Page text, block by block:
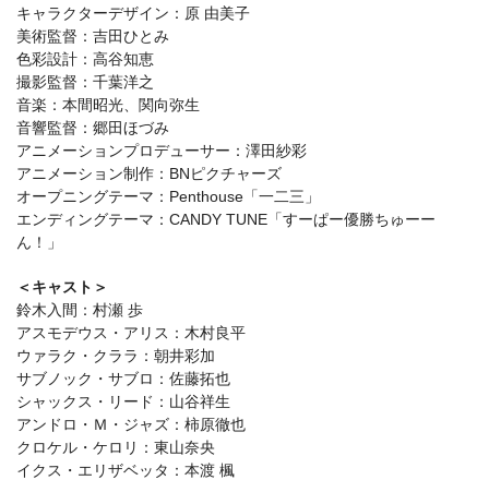
キャラクターデザイン：原 由美子
美術監督：吉田ひとみ
色彩設計：高谷知恵
撮影監督：千葉洋之
音楽：本間昭光、関向弥生
音響監督：郷田ほづみ
アニメーションプロデューサー：澤田紗彩
アニメーション制作：BNピクチャーズ
オープニングテーマ：Penthouse「一二三」
エンディングテーマ：CANDY TUNE「すーぱー優勝ちゅーー
ん！」
＜キャスト＞
鈴木入間：村瀬 歩
アスモデウス・アリス：木村良平
ウァラク・クララ：朝井彩加
サブノック・サブロ：佐藤拓也
シャックス・リード：山谷祥生
アンドロ・Ｍ・ジャズ：柿原徹也
クロケル・ケロリ：東山奈央
イクス・エリザベッタ：本渡 楓